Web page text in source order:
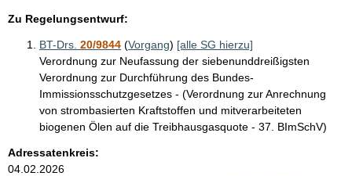
Zu Regelungsentwurf:
BT-Drs. 20/9844 (Vorgang) [alle SG hierzu]
Verordnung zur Neufassung der siebenunddreißigsten
Verordnung zur Durchführung des Bundes-
Immissionsschutzgesetzes - (Verordnung zur Anrechnung
von strombasierten Kraftstoffen und mitverarbeiteten
biogenen Ölen auf die Treibhausgasquote - 37. BImSchV)
Adressatenkreis:
04.02.2026